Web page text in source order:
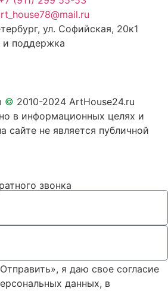
ул. Софийская, 20к1
и поддержка
© 2010-2024 ArtHouse24.ru
в информационных целях и
сайте не является публичной
звонка
я даю свое согласие
данных, в